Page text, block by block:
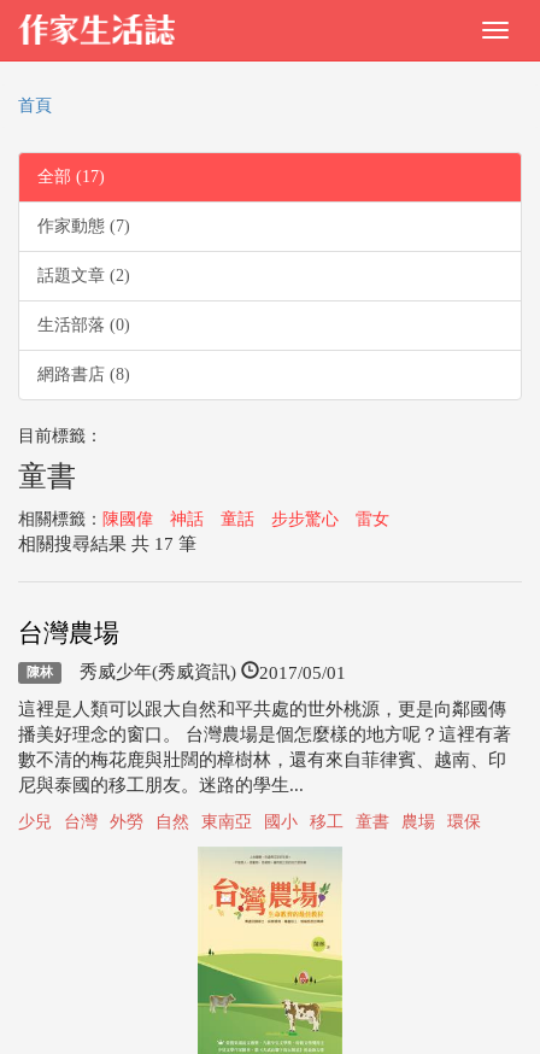
首頁
全部 (17)
作家動態 (7)
話題文章 (2)
生活部落 (0)
網路書店 (8)
目前標籤：
童書
相關標籤： 陳國偉 神話 童話 步步驚心 雷女
相關搜尋結果 共 17 筆
台灣農場
陳林 秀威少年(秀威資訊) 2017/05/01
這裡是人類可以跟大自然和平共處的世外桃源，更是向鄰國傳
播美好理念的窗口。 台灣農場是個怎麼樣的地方呢？這裡有著
數不清的梅花鹿與壯闊的樟樹林，還有來自菲律賓、越南、印
尼與泰國的移工朋友。迷路的學生...
少兒 台灣 外勞 自然 東南亞 國小 移工 童書 農場 環保